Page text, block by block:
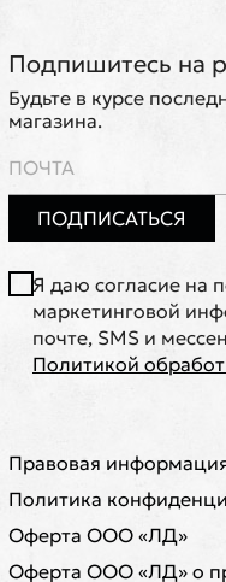
Подпишитесь на
Будьте в курсе
магазина.
ПОДПИСАТЬСЯ
Я даю согласие на
маркетинговой
почте, SMS и
Политикой
Правовая
Политика
Оферта ООО «ЛД»
Оферта ООО «ЛД» о